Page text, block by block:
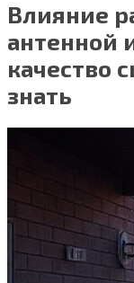
Влияние
антенной
качество
знать